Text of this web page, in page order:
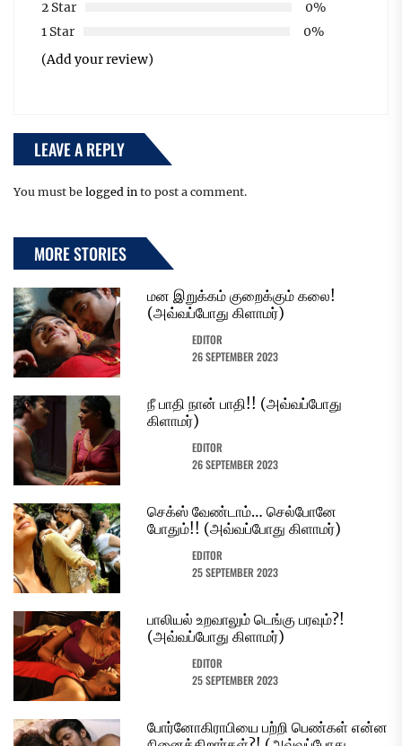
2 Star
0%
1 Star
0%
(Add your review)
LEAVE A REPLY
You must be logged in to post a comment.
MORE STORIES
மன இறுக்கம் குறைக்கும் கலை!
(அவ்வப்போது கிளாமர்)
EDITOR
26 SEPTEMBER 2023
நீ பாதி நான் பாதி!! (அவ்வப்போது
கிளாமர்)
EDITOR
26 SEPTEMBER 2023
செக்ஸ் வேண்டாம்… செல்போனே
போதும்!! (அவ்வப்போது கிளாமர்)
EDITOR
25 SEPTEMBER 2023
பாலியல் உறவாலும் டெங்கு பரவும்?!
(அவ்வப்போது கிளாமர்)
EDITOR
25 SEPTEMBER 2023
போர்னோகிராபியை பற்றி பெண்கள் என்ன